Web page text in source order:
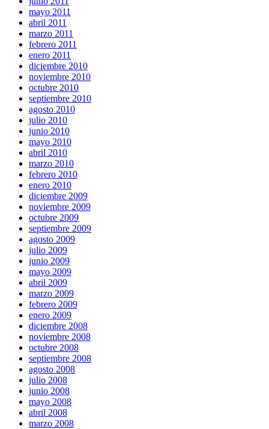
mayo 2011
abril 2011
marzo 2011
febrero 2011
enero 2011
diciembre 2010
noviembre 2010
octubre 2010
septiembre 2010
agosto 2010
julio 2010
junio 2010
mayo 2010
abril 2010
marzo 2010
febrero 2010
enero 2010
diciembre 2009
noviembre 2009
octubre 2009
septiembre 2009
agosto 2009
julio 2009
junio 2009
mayo 2009
abril 2009
marzo 2009
febrero 2009
enero 2009
diciembre 2008
noviembre 2008
octubre 2008
septiembre 2008
agosto 2008
julio 2008
junio 2008
mayo 2008
abril 2008
marzo 2008